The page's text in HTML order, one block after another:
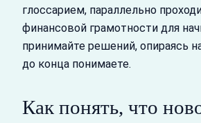
глоссарием, параллельно
финансовой грамотности для
принимайте решений, опираясь
до конца понимаете.
Как понять, что